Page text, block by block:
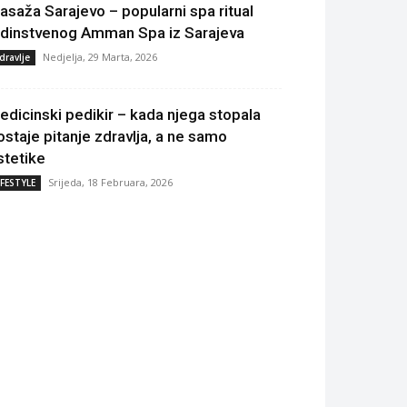
Sarajevo – popularni spa ritual
Amman Spa iz Sarajeva
Nedjelja, 29 Marta, 2026
pedikir – kada njega stopala
pitanje zdravlja, a ne samo
Srijeda, 18 Februara, 2026